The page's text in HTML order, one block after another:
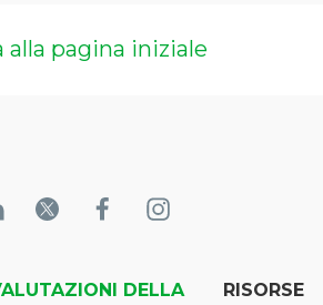
alla pagina iniziale
DELLA
RISORSE